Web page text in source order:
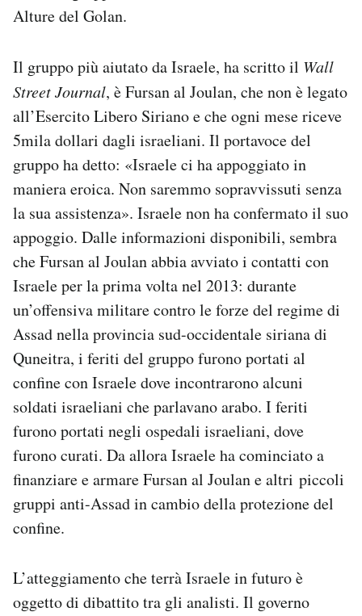
Alture del Golan.
Il gruppo più aiutato da Israele, ha scritto il Wall
Street Journal, è Fursan al Joulan, che non è legato
all’Esercito Libero Siriano e che ogni mese riceve
5mila dollari dagli israeliani. Il portavoce del
gruppo ha detto: «Israele ci ha appoggiato in
maniera eroica. Non saremmo sopravvissuti senza
la sua assistenza». Israele non ha confermato il suo
appoggio. Dalle informazioni disponibili, sembra
che Fursan al Joulan abbia avviato i contatti con
Israele per la prima volta nel 2013: durante
un’offensiva militare contro le forze del regime di
Assad nella provincia sud-occidentale siriana di
Quneitra, i feriti del gruppo furono portati al
confine con Israele dove incontrarono alcuni
soldati israeliani che parlavano arabo. I feriti
furono portati negli ospedali israeliani, dove
furono curati. Da allora Israele ha cominciato a
finanziare e armare Fursan al Joulan e altri piccoli
gruppi anti-Assad in cambio della protezione del
confine.
L’atteggiamento che terrà Israele in futuro è
oggetto di dibattito tra gli analisti. Il governo